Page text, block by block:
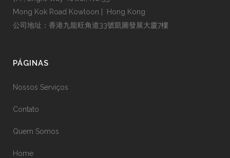
Mong Kok Road Kowloon | Hong Kong
公司地址：香港九龍旺角道33號凱圖發展大廈7樓
PÁGINAS
Nossos Serviços
Contato
Quem Somos
Home